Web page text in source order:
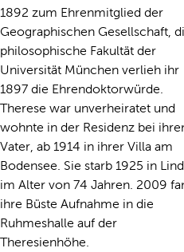
1892 zum Ehrenmitglied der
Geographischen Gesellschaft,
philosophische Fakultät der
Universität München verlieh ihr
1897 die Ehrendoktorwürde.
Therese war unverheiratet und
wohnte in der Residenz bei
Vater, ab 1914 in ihrer Villa am
Bodensee. Sie starb 1925 in
im Alter von 74 Jahren. 2009
ihre Büste Aufnahme in die
Ruhmeshalle auf der
Theresienhöhe.